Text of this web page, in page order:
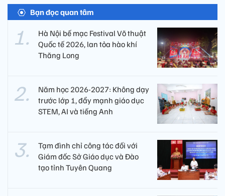
Bạn đọc quan tâm
Hà Nội bế mạc Festival Võ thuật
Quốc tế 2026, lan tỏa hào khí
Thăng Long
Năm học 2026-2027: Không dạy
trước lớp 1, đẩy mạnh giáo dục
STEM, AI và tiếng Anh
Tạm đình chỉ công tác đối với
Giám đốc Sở Giáo dục và Đào
tạo tỉnh Tuyên Quang